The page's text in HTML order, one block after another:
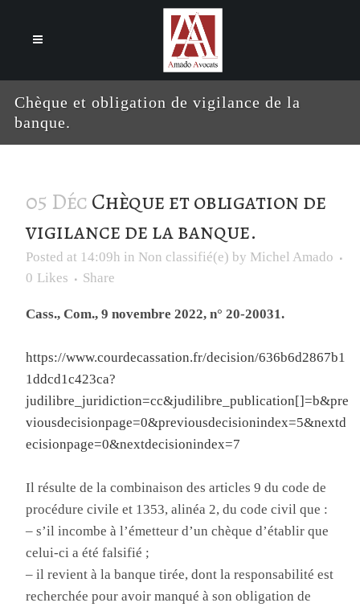
Chèque et obligation de vigilance de la
banque.
05 DécChèque et obligation de
vigilance de la banque.
Posted at 14:09h in Non classifié(e) by Michel Amado
0 Likes Share
Cass., Com., 9 novembre 2022, n° 20-20031.
https://www.courdecassation.fr/decision/636b6d2867b1
1ddcd1c423ca?
judilibre_juridiction=cc&judilibre_publication[]=b&pre
viousdecisionpage=0&previousdecisionindex=5&nextd
ecisionpage=0&nextdecisionindex=7
Il résulte de la combinaison des articles 9 du code de
procédure civile et 1353, alinéa 2, du code civil que :
– s’il incombe à l’émetteur d’un chèque d’établir que
celui-ci a été falsifié ;
– il revient à la banque tirée, dont la responsabilité est
recherchée pour avoir manqué à son obligation de